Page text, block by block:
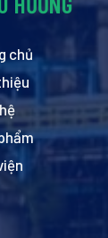
chủ